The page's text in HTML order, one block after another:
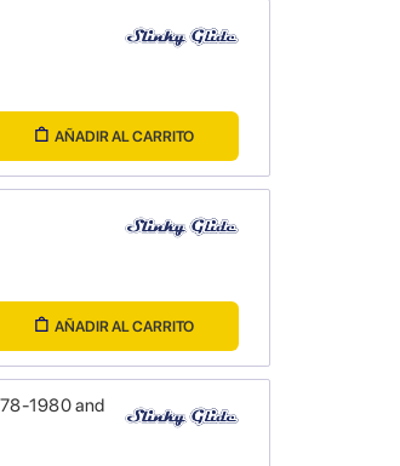
AÑADIR AL CARRITO
AÑADIR AL CARRITO
1980 and